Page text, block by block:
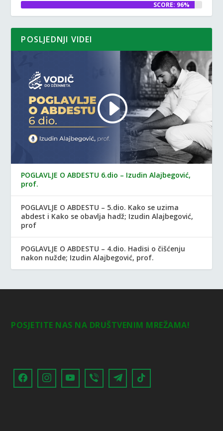
SCORE: 96%
POSLJEDNJI VIDEI
POGLAVLJE O ABDESTU 6.dio – Izudin Alajbegović,
prof.
POGLAVLJE O ABDESTU – 5.dio. Kako se uzima
abdest i Kako se obavlja hadž; Izudin Alajbegović,
prof
POGLAVLJE O ABDESTU – 4.dio. Hadisi o čišćenju
nakon nužde; Izudin Alajbegović, prof.
POSJETITE NAS NA DRUŠTVENIM MREŽAMA!